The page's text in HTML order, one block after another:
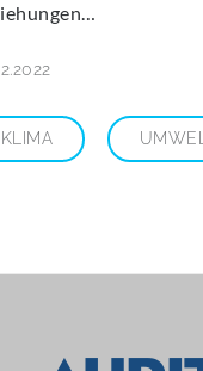
KLIMA